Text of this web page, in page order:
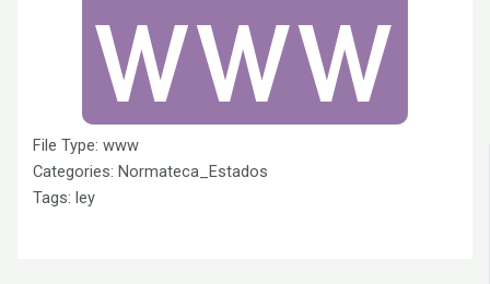
File Type:www
Categories:Normateca_Estados
Tags:ley